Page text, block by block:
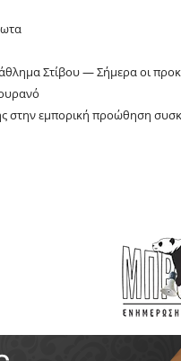
Στίβου — Σήμερα οι
στην εμπορική προώθηση